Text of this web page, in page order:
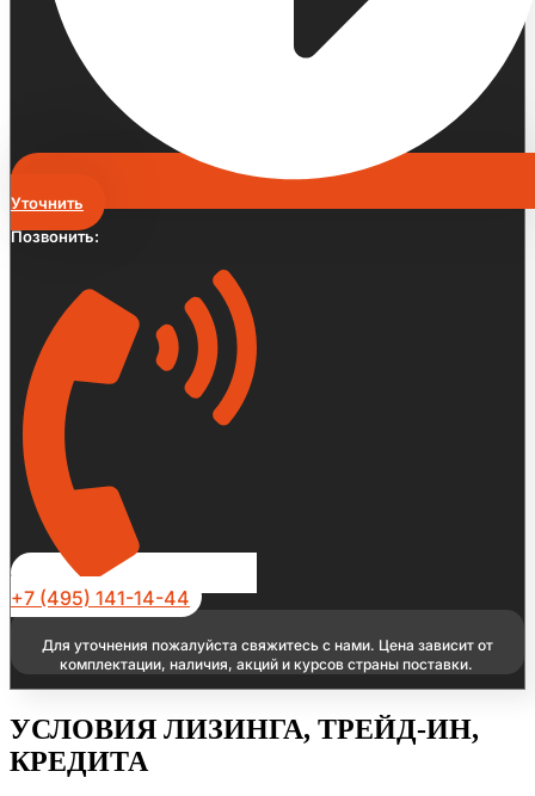
Уточнить
Позвонить:
+7 (495) 141-14-44
Для уточнения пожалуйста свяжитесь с нами. Цена зависит от
комплектации, наличия, акций и курсов страны поставки.
УСЛОВИЯ ЛИЗИНГА, ТРЕЙД-ИН,
КРЕДИТА